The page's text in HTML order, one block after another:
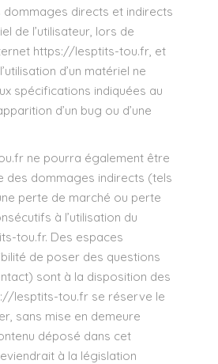
directs et indirects
de l’utilisateur, lors de
https://lesptits-tou.fr , et
d’un matériel ne
spécifications indiquées au
d’un bug ou d’une
ne pourra également être
des dommages indirects (tels
perte de marché ou perte
à l’utilisation du
tou.fr. Des espaces
de poser des questions
sont à la disposition des
lesptits-tou.fr se réserve le
sans mise en demeure
déposé dans cet
à la législation